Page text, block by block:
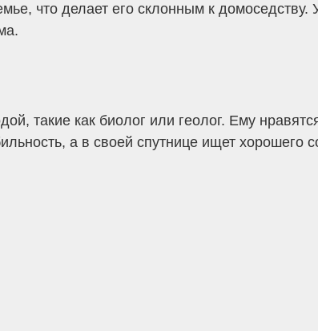
что делает его склонным к
такие как биолог или геолог. Ему
а в своей спутнице ищет хорошего